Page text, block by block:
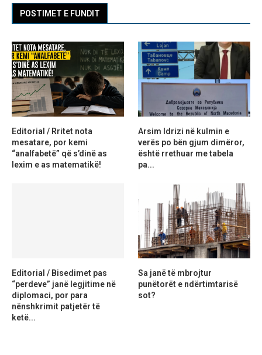
POSTIMET E FUNDIT
Editorial / Rritet nota
mesatare, por kemi
“analfabetë” që s’dinë as
lexim e as matematikë!
Arsim Idrizi në kulmin e
verës po bën gjum dimëror,
është rrethuar me tabela
pa...
Editorial / Bisedimet pas
“perdeve” janë legjitime në
diplomaci, por para
nënshkrimit patjetër të
ketë...
Sa janë të mbrojtur
punëtorët e ndërtimtarisë
sot?